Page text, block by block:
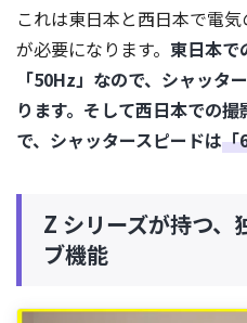
これは東日本と西日本で電
が必要になります。 東日本で
「50Hz」なので、シャッタ
ります。そして西日本での
で、シャッタースピードは「
Z シリーズが持つ、
ブ機能